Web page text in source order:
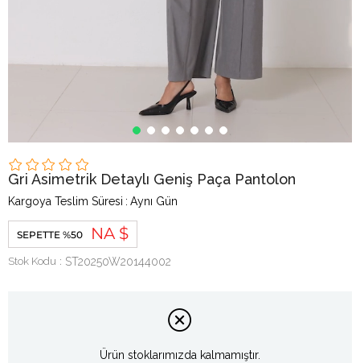
Gri Asimetrik Detaylı Geniş Paça Pantolon
Kargoya Teslim Süresi : Aynı Gün
SEPETTE %50 NA $
Stok Kodu ST20250W20144002
Ürün stoklarımızda kalmamıştır.